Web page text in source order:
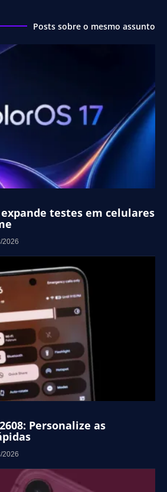
Posts sobre o mesmo assunto
expande testes em celulares
2026
Personalize as
2026